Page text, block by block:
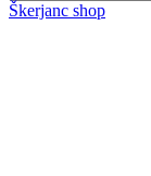
Škerjanc shop